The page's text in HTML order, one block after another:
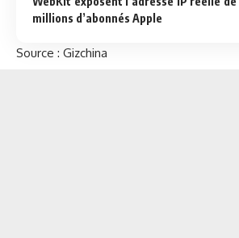
millions d’abonnés Apple
Source : Gizchina